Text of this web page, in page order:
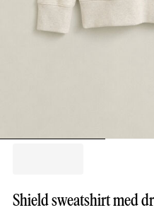
Shield sweatshirt med